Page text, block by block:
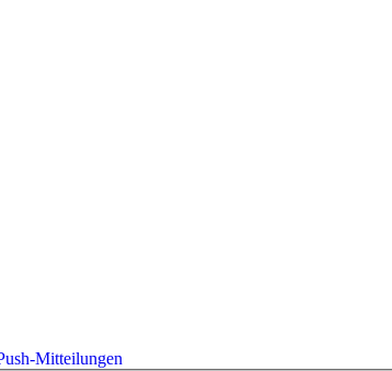
Mitteilungen